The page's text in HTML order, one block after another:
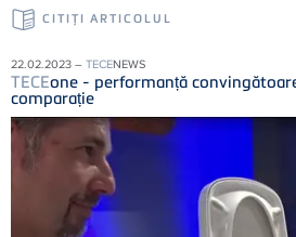
CITIŢI ARTICOLUL
22.02.2023 – TECENEWS
TECEone - performanță
comparație